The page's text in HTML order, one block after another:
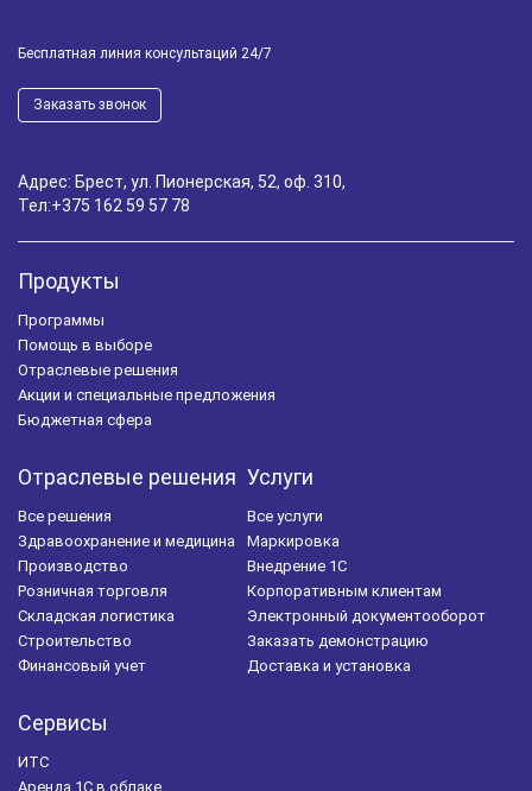
Бесплатная линия консультаций 24/7
Заказать звонок
Адрес: Брест, ул. Пионерская, 52, оф. 310,
Тел:+375 162 59 57 78
Продукты
Программы
Помощь в выборе
Отраслевые решения
Акции и специальные предложения
Бюджетная сфера
Отраслевые решения
Все решения
Здравоохранение и медицина
Производство
Розничная торговля
Складская логистика
Строительство
Финансовый учет
Услуги
Все услуги
Маркировка
Внедрение 1С
Корпоративным клиентам
Электронный документооборот
Заказать демонстрацию
Доставка и установка
Сервисы
ИТС
Аренда 1С в облаке